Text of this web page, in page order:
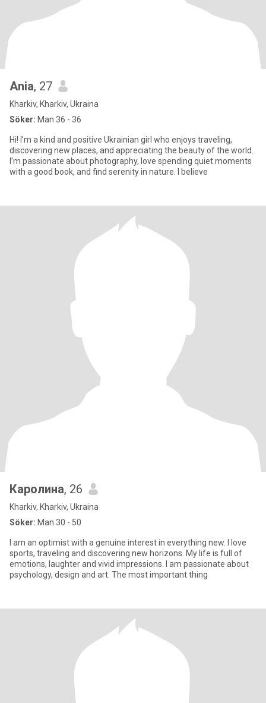
Ania, 27
Kharkiv, Kharkiv, Ukraina
Söker: Man 36 - 36
Hi! I’m a kind and positive Ukrainian girl who enjoys traveling,
discovering new places, and appreciating the beauty of the world.
I’m passionate about photography, love spending quiet moments
with a good book, and find serenity in nature. I believe
Каролина, 26
Kharkiv, Kharkiv, Ukraina
Söker: Man 30 - 50
I am an optimist with a genuine interest in everything new. I love
sports, traveling and discovering new horizons. My life is full of
emotions, laughter and vivid impressions. I am passionate about
psychology, design and art. The most important thing